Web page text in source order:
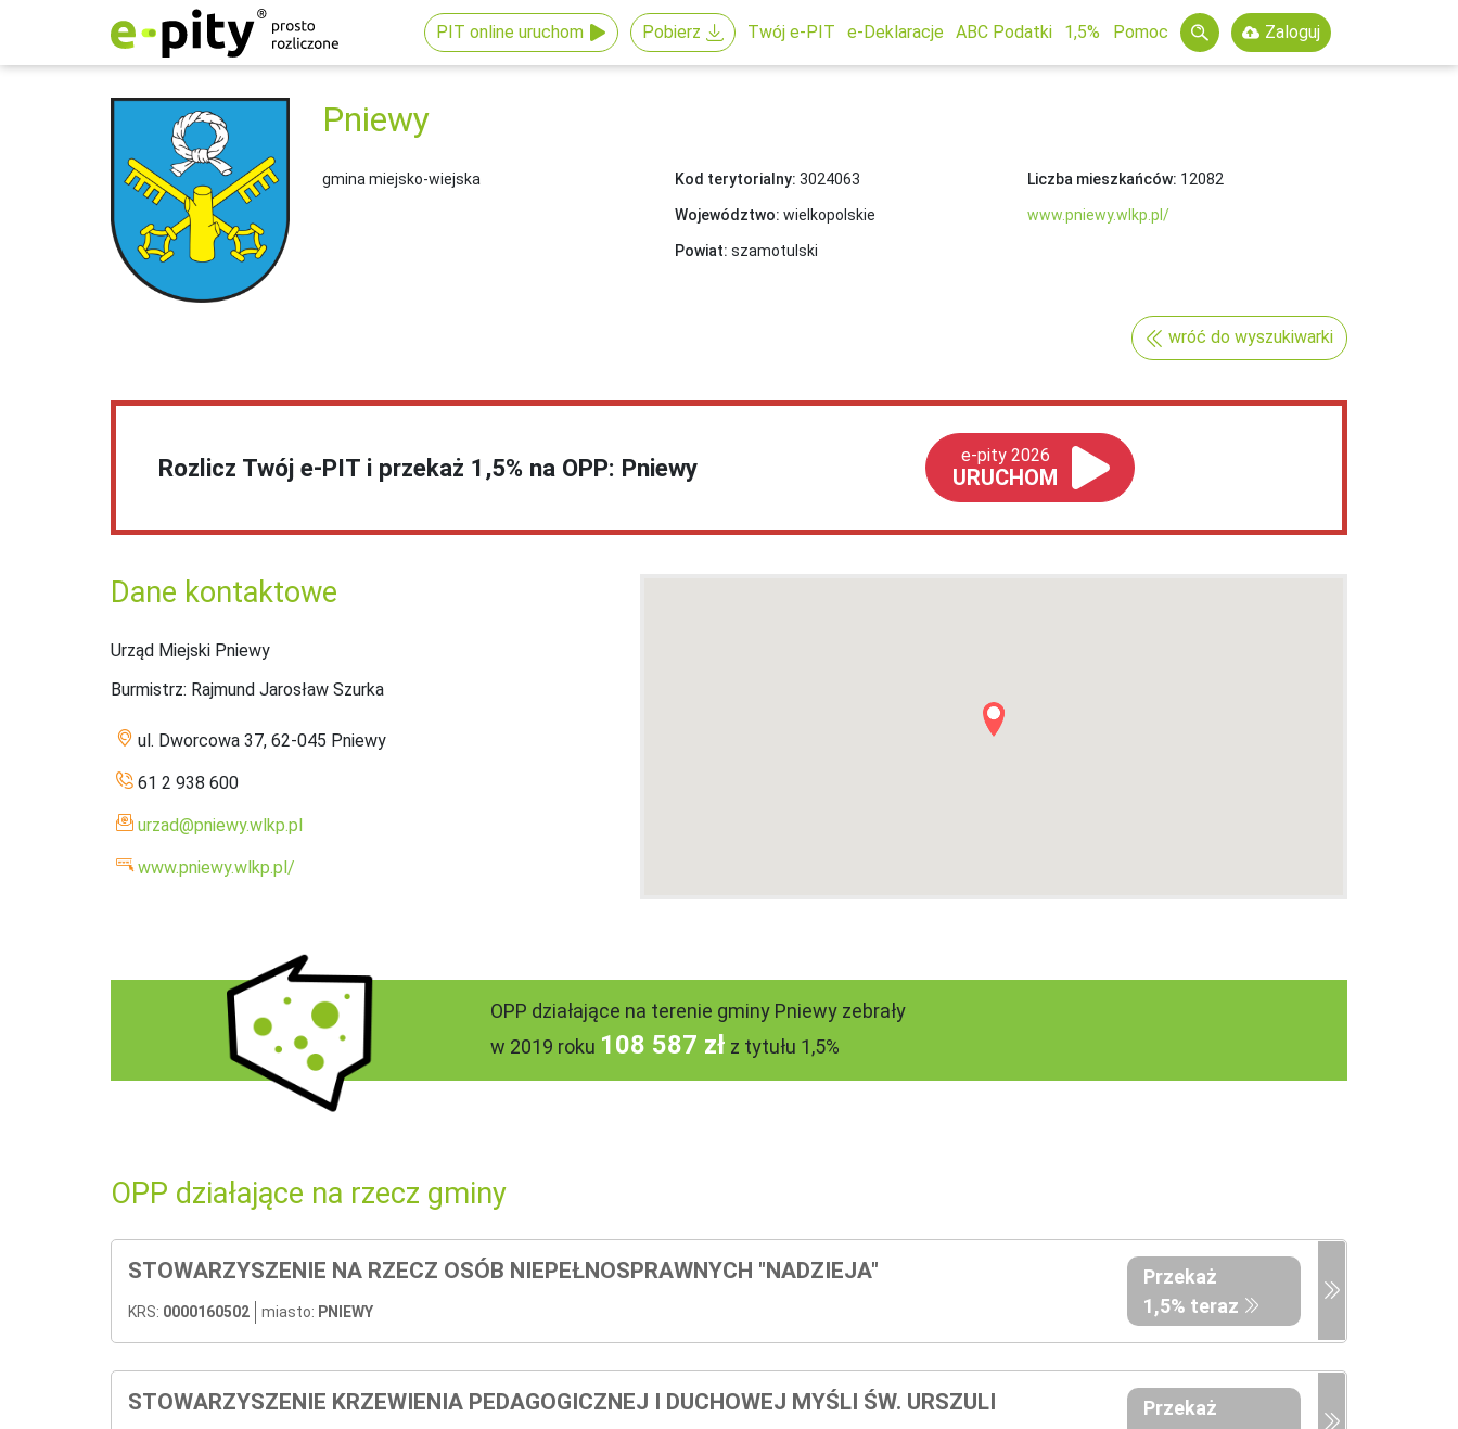
PIT online uruchom Pobierz Twój e-PIT e-Deklaracje ABC Podatki 1,5% Pomoc Zaloguj
Pniewy
gmina miejsko-wiejska Kod terytorialny: 3024063
Województwo: wielkopolskie
Powiat: szamotulski
Liczba mieszkańców: 12082
www.pniewy.wlkp.pl/
wróć do wyszukiwarki
Rozlicz Twój e-PIT i przekaż 1,5% na OPP: Pniewy e-pity 2026
URUCHOM
Dane kontaktowe
Urząd Miejski Pniewy
Burmistrz: Rajmund Jarosław Szurka
ul. Dworcowa 37, 62-045 Pniewy
61 2 938 600
urzad@pniewy.wlkp.pl
www.pniewy.wlkp.pl/
OPP działające na terenie gminy Pniewy zebrały
w 2019 roku 108 587 zł z tytułu 1,5%
OPP działające na rzecz gminy
STOWARZYSZENIE NA RZECZ OSÓB NIEPEŁNOSPRAWNYCH "NADZIEJA"
KRS: 0000160502 miasto: PNIEWY
Przekaż
1,5% teraz
STOWARZYSZENIE KRZEWIENIA PEDAGOGICZNEJ I DUCHOWEJ MYŚLI ŚW. URSZULI
Przekaż